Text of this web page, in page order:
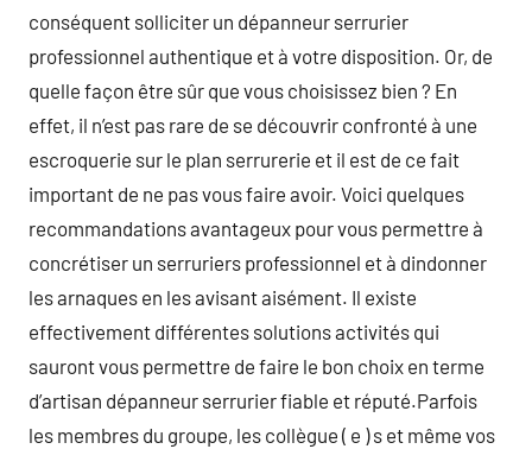
conséquent solliciter un dépanneur serrurier
professionnel authentique et à votre disposition. Or, de
quelle façon être sûr que vous choisissez bien ? En
effet, il n’est pas rare de se découvrir confronté à une
escroquerie sur le plan serrurerie et il est de ce fait
important de ne pas vous faire avoir. Voici quelques
recommandations avantageux pour vous permettre à
concrétiser un serruriers professionnel et à dindonner
les arnaques en les avisant aisément. Il existe
effectivement différentes solutions activités qui
sauront vous permettre de faire le bon choix en terme
d’artisan dépanneur serrurier fiable et réputé.Parfois
les membres du groupe, les collègue ( e ) s et même vos